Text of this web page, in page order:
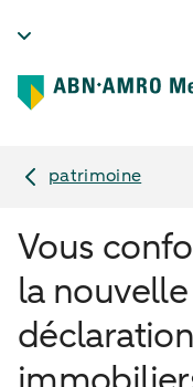
patrimoine
Vous
la